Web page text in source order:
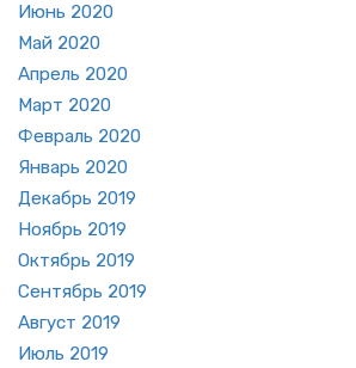
Июнь 2020
Май 2020
Ап­рель 2020
Март 2020
Фев­раль 2020
Ян­варь 2020
Де­кабрь 2019
Но­ябрь 2019
Ок­тябрь 2019
Сен­тябрь 2019
Ав­густ 2019
Июль 2019